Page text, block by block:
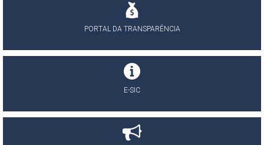
PORTAL DA TRANSPARÊNCIA
E-SIC